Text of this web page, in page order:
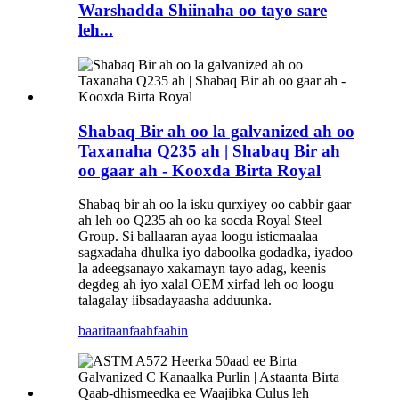
Warshadda Shiinaha oo tayo sare
leh...
Shabaq Bir ah oo la galvanized ah oo
Taxanaha Q235 ah | Shabaq Bir ah
oo gaar ah - Kooxda Birta Royal
Shabaq bir ah oo la isku qurxiyey oo cabbir gaar
ah leh oo Q235 ah oo ka socda Royal Steel
Group. Si ballaaran ayaa loogu isticmaalaa
sagxadaha dhulka iyo daboolka godadka, iyadoo
la adeegsanayo xakamayn tayo adag, keenis
degdeg ah iyo xalal OEM xirfad leh oo loogu
talagalay iibsadayaasha adduunka.
baaritaanfaahfaahin